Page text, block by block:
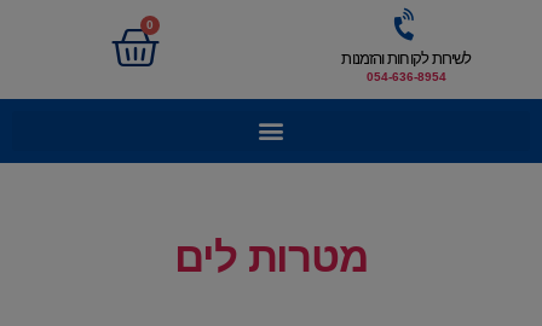
לשירות לקוחות והזמנות
054-636-8954
0
מטרות לים